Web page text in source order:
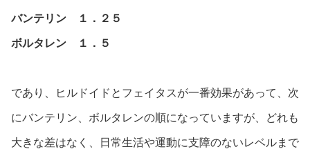
バンテリン １．２５
ボルタレン １．５
であり、ヒルドイドとフェイタスが一番効果があって、次
にバンテリン、ボルタレンの順になっていますが、どれも
大きな差はなく、 日常生活や運動に支障のないレベルまで